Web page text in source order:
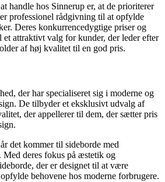
handle hos Sinnerup er, at de prioriterer
professionel rådgivning til at opfylde
Deres konkurrencedygtige priser og
et attraktivt valg for kunder, der leder efter
af høj kvalitet til en god pris.
der har specialiseret sig i moderne og
De tilbyder et eksklusivt udvalg af
der appellerer til dem, der sætter pris
det kommer til sideborde med
Med deres fokus på æstetik og
der er designet til at være
behovene hos moderne forbrugere.